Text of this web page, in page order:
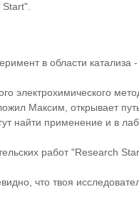
в области катализа
электрохимического
Максим, открывает
найти применение и в
работ "Research
что твоя